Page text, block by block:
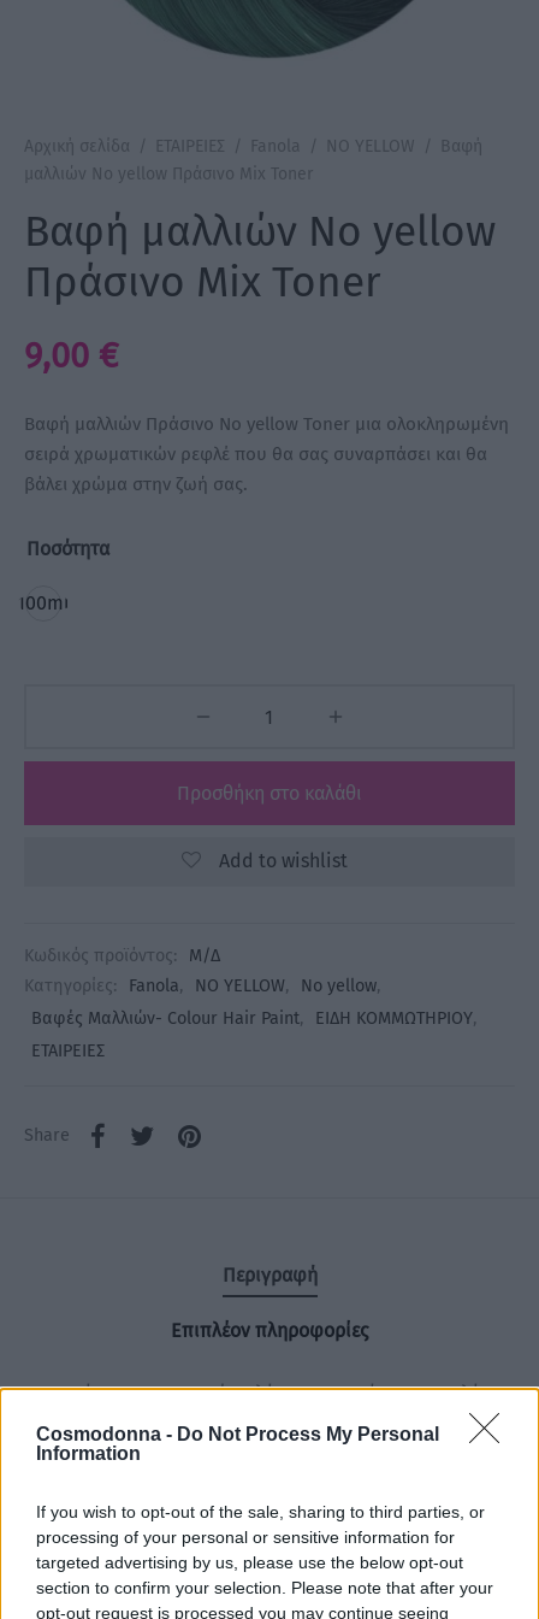
Cosmodonna - Do Not Process My Personal
Information
If you wish to opt-out of the sale, sharing to third parties, or
processing of your personal or sensitive information for
targeted advertising by us, please use the below opt-out
section to confirm your selection. Please note that after your
opt-out request is processed you may continue seeing
Αρχική σελίδα / ΕΤΑΙΡΕΙΕΣ / Fanola / NO YELLOW /
Βαφή
μαλλιών No yellow Πράσινο Mix Toner
Βαφή μαλλιών No yellow
Πράσινο Mix Toner
9,00 €
Βαφή μαλλιών Πράσινο No yellow Toner μια ολοκληρωμένη
σειρά χρωματικών ρεφλέ που θα σας συναρπάσει και θα
βάλει χρώμα στην ζωή σας.
Ποσότητα
100ml
Προσθήκη στο καλάθι
Add to wishlist
Κωδικός προϊόντος:
Μ/Δ
Κατηγορίες:
Fanola, NO YELLOW, No yellow,
Βαφές Μαλλιών- Colour Hair Paint, ΕΙΔΗ ΚΟΜΜΩΤΗΡΙΟΥ,
ΕΤΑΙΡΕΙΕΣ
Share
Περιγραφή
Επιπλέον πληροφορίες
Μια υπέροχη χρωματική παλέτα 5 αποχρώσεων ρεφλέ
όπως μπλε, πράσινο, βιολέ, ροζ και ροζ gold. Η Βαφή
μαλλιών No yellow Πράσινο θα γίνει η αγαπημένη σας
Δημιουργήστε έντονα crazy, παστέλ και φλούο χρώματα
που προσαρμόζονται πάντα σύμφωνα με τις ανάγκες σας.
Xanitalia